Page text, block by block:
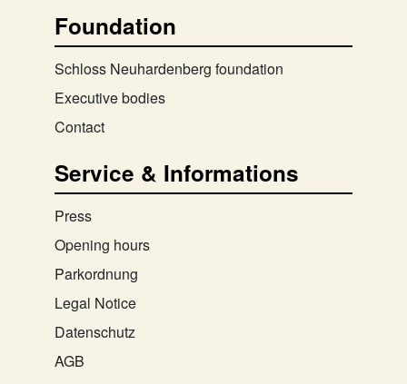
Foundation
Schloss Neuhardenberg foundation
Executive bodies
Contact
Service & Informations
Press
Opening hours
Parkordnung
Legal Notice
Datenschutz
AGB